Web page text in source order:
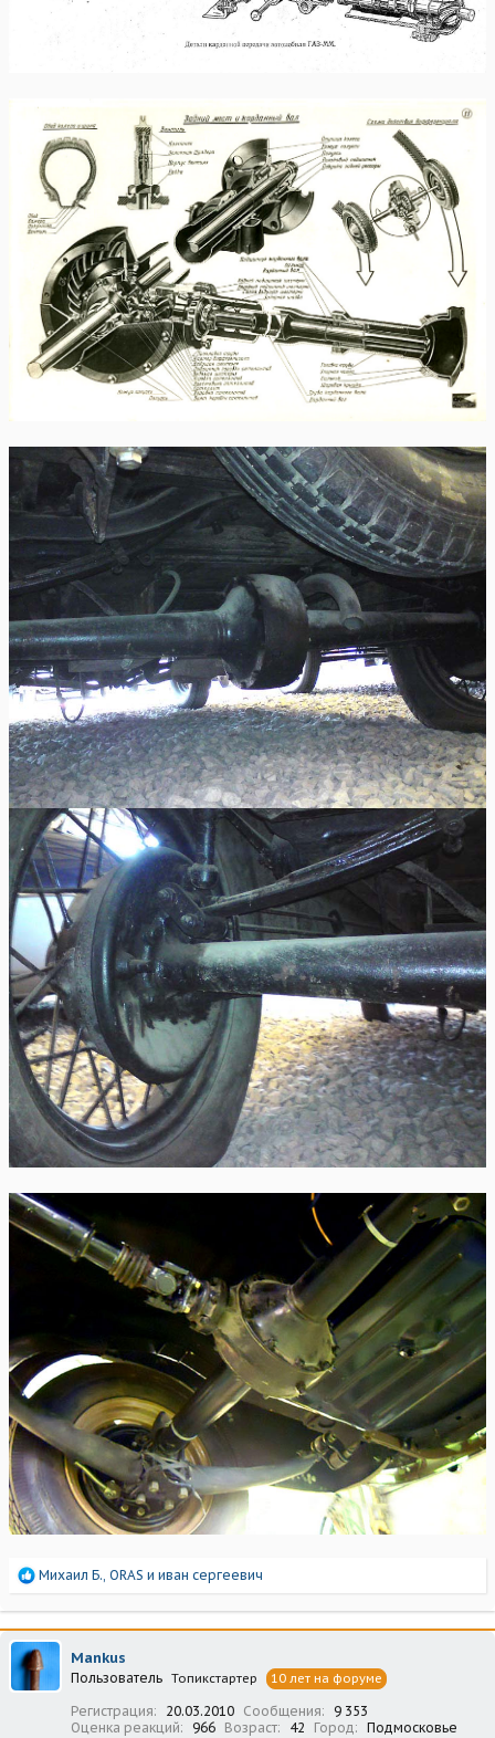
Р
а
к
ц
и
и
Михаил Б., ORAS и иван сергеевич
Mankus
Пользователь Топикстартер 10 лет на форуме
Регистрация 20.03.2010 Сообщения
9 353
Оценка реакций
966 Возраст 42 Город Подмосковье